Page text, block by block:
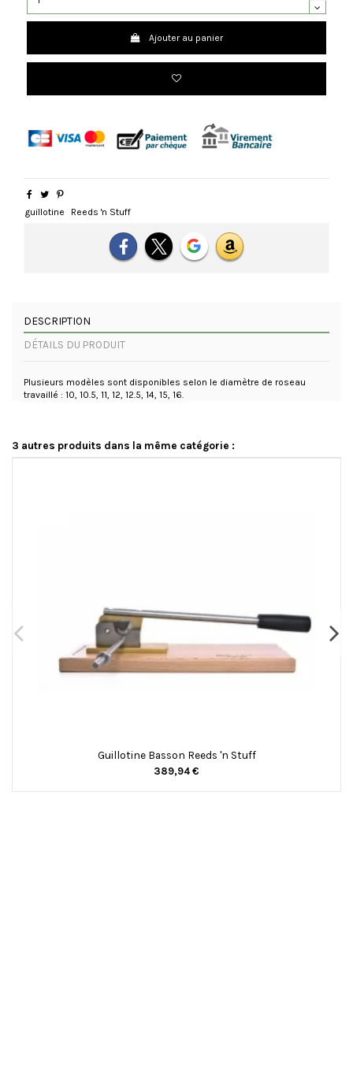
Ajouter au panier
guillotine Reeds 'n Stuff
DESCRIPTION
DÉTAILS DU PRODUIT
Plusieurs modèles sont disponibles selon le diamètre de roseau
travaillé : 10, 10.5, 11, 12, 12.5, 14, 15, 16.
3 autres produits dans la même catégorie :
Guillotine Basson Reeds 'n Stuff
389,94 €